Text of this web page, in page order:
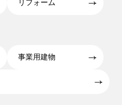
リフォーム
事業用建物